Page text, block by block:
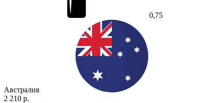
0,75
Австралия
2 210 р.